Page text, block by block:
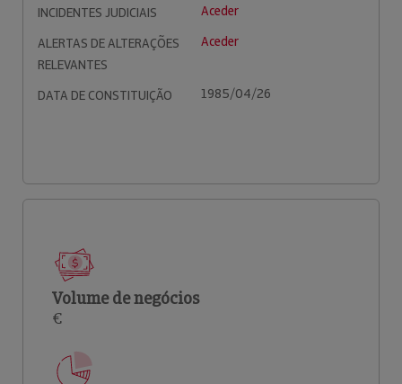
INCIDENTES JUDICIAIS
Aceder
ALERTAS DE ALTERAÇÕES
RELEVANTES
Aceder
DATA DE CONSTITUIÇÃO 1985/04/26
Volume de negócios
€